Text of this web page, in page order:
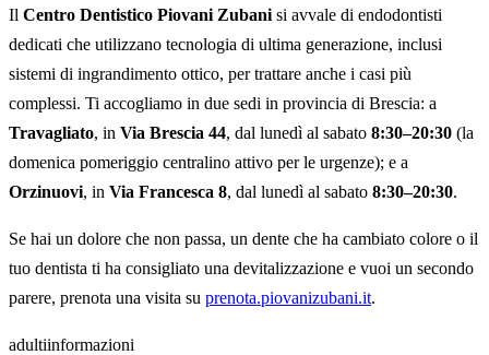
Il Centro Dentistico Piovani Zubani si avvale di endodontisti
dedicati che utilizzano tecnologia di ultima generazione, inclusi
sistemi di ingrandimento ottico, per trattare anche i casi più
complessi. Ti accogliamo in due sedi in provincia di Brescia: a
Travagliato, in Via Brescia 44, dal lunedì al sabato 8:30–20:30 (la
domenica pomeriggio centralino attivo per le urgenze); e a
Orzinuovi, in Via Francesca 8, dal lunedì al sabato 8:30–20:30.
Se hai un dolore che non passa, un dente che ha cambiato colore o il
tuo dentista ti ha consigliato una devitalizzazione e vuoi un secondo
parere, prenota una visita su prenota.piovanizubani.it.
adultiinformazioni